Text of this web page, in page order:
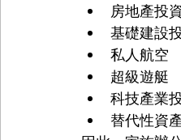
房地產投
基礎建設
私人航空
超級遊艇
科技產業
替代性資